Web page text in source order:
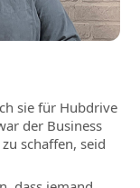
sie für Hubdrive
der Business
schaffen, seid